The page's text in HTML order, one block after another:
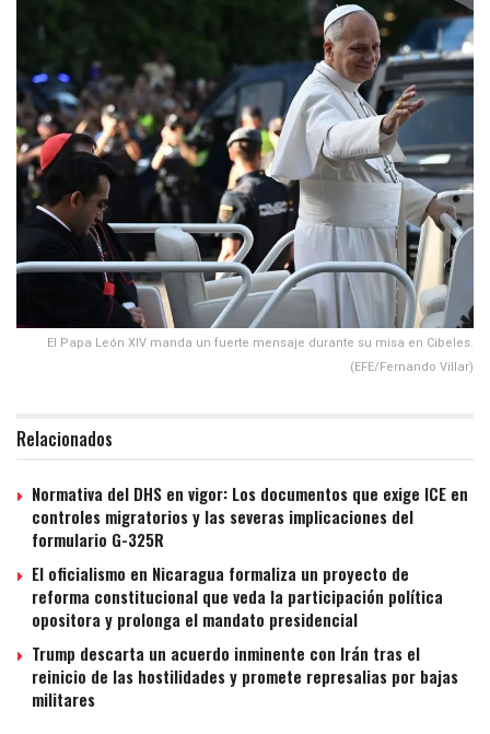
El Papa León XIV manda un fuerte mensaje durante su misa en Cibeles.
(EFE/Fernando Villar)
Relacionados
Normativa del DHS en vigor: Los documentos que exige ICE en
controles migratorios y las severas implicaciones del
formulario G-325R
El oficialismo en Nicaragua formaliza un proyecto de
reforma constitucional que veda la participación política
opositora y prolonga el mandato presidencial
Trump descarta un acuerdo inminente con Irán tras el
reinicio de las hostilidades y promete represalias por bajas
militares